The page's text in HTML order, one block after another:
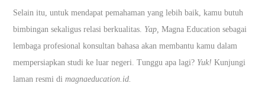
Selain itu, untuk mendapat pemahaman yang lebih baik, kamu butuh
bimbingan sekaligus relasi berkualitas. Yap,Magna Education sebagai
lembaga profesional konsultan bahasa akan membantu kamu dalam
mempersiapkan studi ke luar negeri. Tunggu apa lagi? Yuk!Kunjungi
laman resmi dimagnaeducation.id.